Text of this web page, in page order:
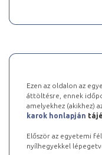
Ezen az oldalon az
áttöltésre, ennek
amelyekhez (akikhez)
karok honlapján
Először az egyetemi
nyílhegyekkel